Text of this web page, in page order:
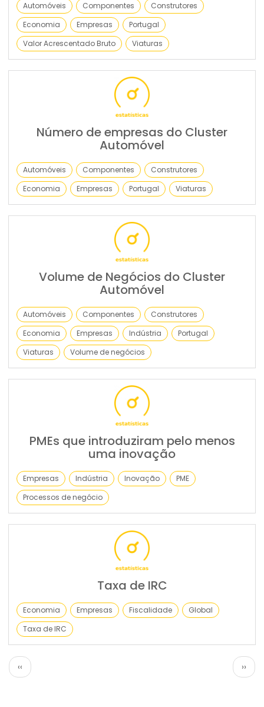
Automóveis Componentes
Construtores
Economia
Empresas
Portugal
Valor Acrescentado Bruto
Viaturas
Número de empresas do Cluster
Automóvel
Automóveis Componentes
Construtores
Economia
Empresas Portugal Viaturas
Volume de Negócios do Cluster
Automóvel
Automóveis Componentes
Construtores
Economia
Empresas Indústria
Portugal
Viaturas
Volume de negócios
PMEs que introduziram pelo menos
uma inovação
Empresas Indústria Inovação
PME
Processos de negócio
Taxa de IRC
Economia Empresas Fiscalidade
Global
Taxa de IRC
Paginação
Página
anterior
‹‹ ››